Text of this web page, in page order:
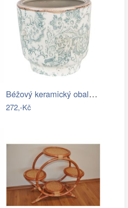
Béžový keramický obal na květináč se…
272,-Kč